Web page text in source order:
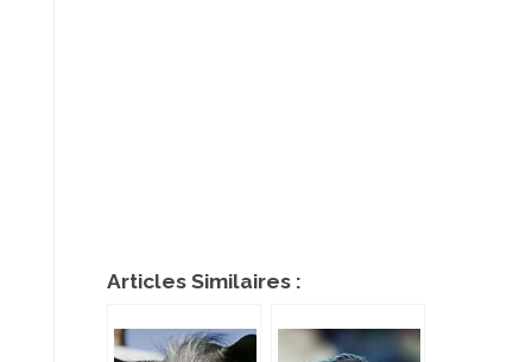
Articles Similaires :